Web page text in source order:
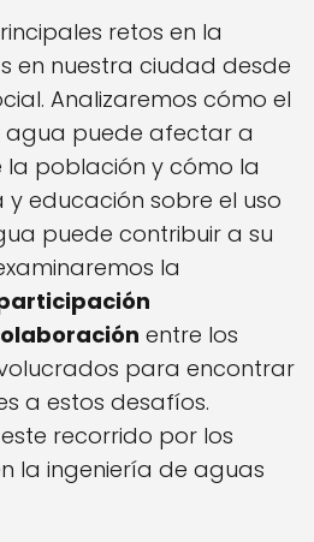
retos en la
en nuestra ciudad desde
Analizaremos cómo el
agua puede afectar a
la población y cómo la
educación sobre el uso
puede contribuir a su
la
entre los
para encontrar
a estos desafíos.
recorrido por los
la ingeniería de aguas